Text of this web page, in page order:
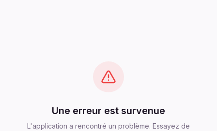
Une erreur est survenue
L'application a rencontré un problème. Essayez de